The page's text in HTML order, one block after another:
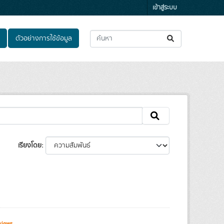
เข้าสู่ระบบ
ตัวอย่างการใช้ข้อมูล
เรียงโดย